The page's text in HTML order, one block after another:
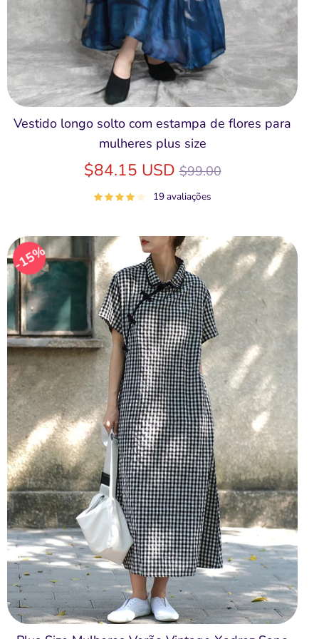
Vestido longo solto com estampa de flores para
mulheres plus size
$84.15 USDPreço
normal
$99.00
19 avaliações
15%